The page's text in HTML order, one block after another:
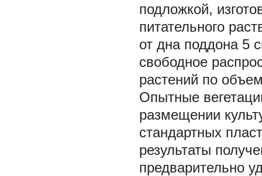
подложкой,
питательного
от дна поддона 5
свободное
растений по
Опытные
размещении
стандартных
результаты
предварительно